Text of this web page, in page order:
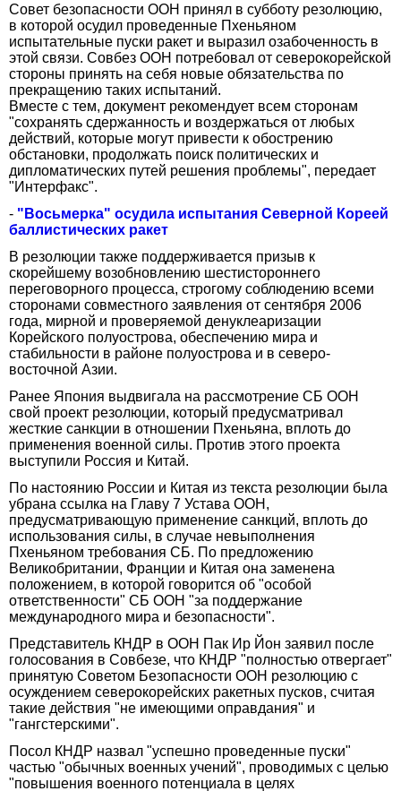
Совет безопасности ООН принял в субботу резолюцию,
в которой осудил проведенные Пхеньяном
испытательные пуски ракет и выразил озабоченность в
этой связи. Совбез ООН потребовал от северокорейской
стороны принять на себя новые обязательства по
прекращению таких испытаний.
Вместе с тем, документ рекомендует всем сторонам
"сохранять сдержанность и воздержаться от любых
действий, которые могут привести к обострению
обстановки, продолжать поиск политических и
дипломатических путей решения проблемы", передает
"Интерфакс".
- "Восьмерка" осудила испытания Северной Кореей
баллистических ракет
В резолюции также поддерживается призыв к
скорейшему возобновлению шестистороннего
переговорного процесса, строгому соблюдению всеми
сторонами совместного заявления от сентября 2006
года, мирной и проверяемой денуклеаризации
Корейского полуострова, обеспечению мира и
стабильности в районе полуострова и в северо-
восточной Азии.
Ранее Япония выдвигала на рассмотрение СБ ООН
свой проект резолюции, который предусматривал
жесткие санкции в отношении Пхеньяна, вплоть до
применения военной силы. Против этого проекта
выступили Россия и Китай.
По настоянию России и Китая из текста резолюции была
убрана ссылка на Главу 7 Устава ООН,
предусматривающую применение санкций, вплоть до
использования силы, в случае невыполнения
Пхеньяном требования СБ. По предложению
Великобритании, Франции и Китая она заменена
положением, в которой говорится об "особой
ответственности" СБ ООН "за поддержание
международного мира и безопасности".
Представитель КНДР в ООН Пак Ир Йон заявил после
голосования в Совбезе, что КНДР "полностью отвергает"
принятую Советом Безопасности ООН резолюцию с
осуждением северокорейских ракетных пусков, считая
такие действия "не имеющими оправдания" и
"гангстерскими".
Посол КНДР назвал "успешно проведенные пуски"
частью "обычных военных учений", проводимых с целью
"повышения военного потенциала в целях